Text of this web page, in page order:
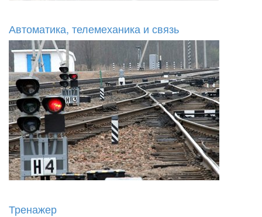
Автоматика, телемеханика и связь
Тренажер